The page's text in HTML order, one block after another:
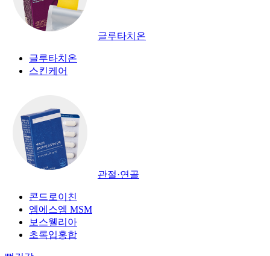
글루타치온
글루타치온
스킨케어
관절·연골
콘드로이친
엠에스엠 MSM
보스웰리아
초록입홍합